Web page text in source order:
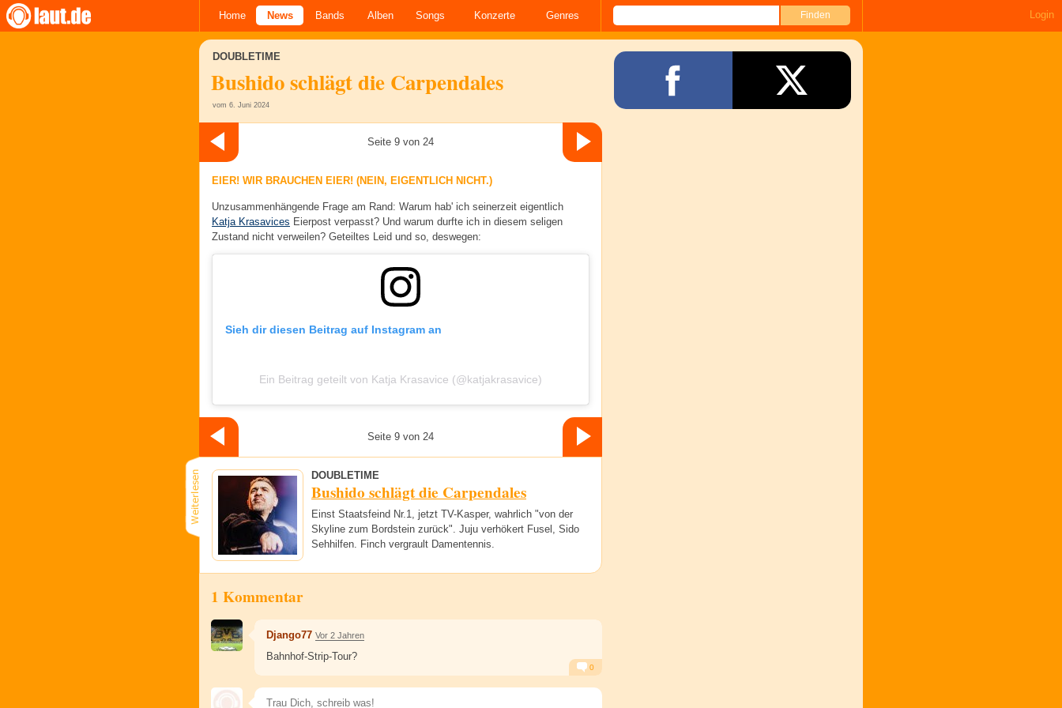
Home News Bands Alben Songs Konzerte Genres Login
DOUBLETIME
Bushido schlägt die Carpendales
vom 6. Juni 2024
Seite 9 von 24
EIER! WIR BRAUCHEN EIER! (NEIN, EIGENTLICH NICHT.)
Unzusammenhängende Frage am Rand: Warum hab' ich seinerzeit eigentlich
Katja Krasavices Eierpost verpasst? Und warum durfte ich in diesem seligen
Zustand nicht verweilen? Geteiltes Leid und so, deswegen:
Sieh dir diesen Beitrag auf Instagram an
Ein Beitrag geteilt von Katja Krasavice (@katjakrasavice)
Seite 9 von 24
DOUBLETIME
Bushido schlägt die Carpendales
Einst Staatsfeind Nr.1, jetzt TV-Kasper, wahrlich "von der
Skyline zum Bordstein zurück". Juju verhökert Fusel, Sido
Sehhilfen. Finch vergrault Damentennis.
1 Kommentar
Django77 Vor 2 Jahren
Bahnhof-Strip-Tour?
Alarm Antworten
0